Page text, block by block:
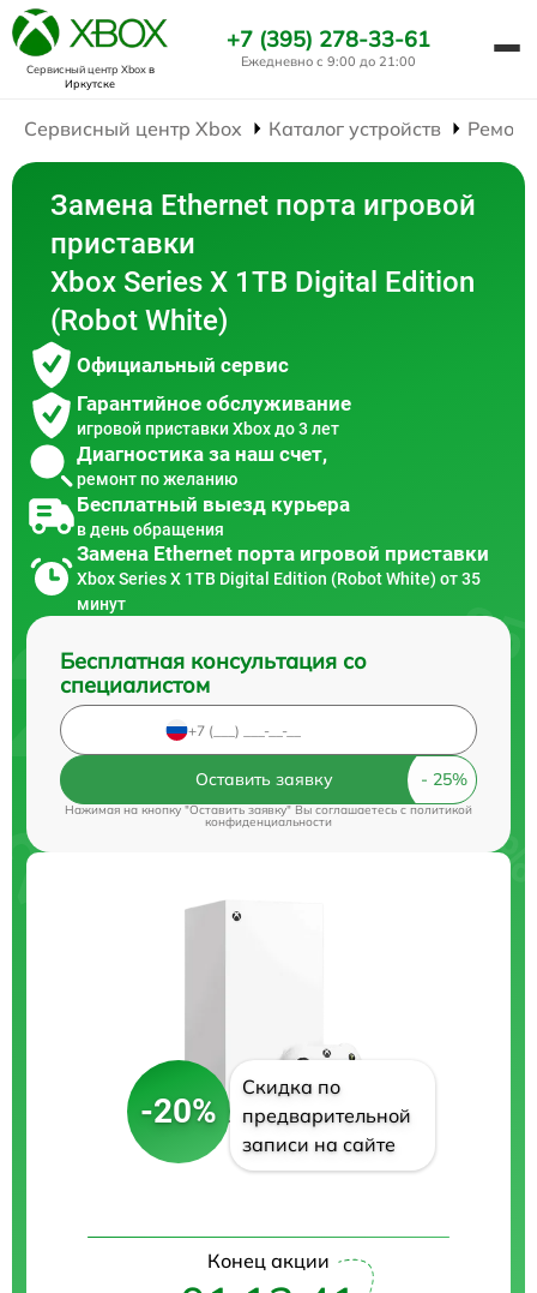
Сервисный центр Xboxв
Иркутске
+7 (395) 278-33-61
Ежедневно с 9:00 до 21:00
Сервисный центр Xbox Каталог устройств
Замена Ethernet порта игровой
приставки
Xbox Series X 1TB Digital Edition
(Robot White)
Официальный сервис
Гарантийное обслуживание
игровой приставки Xbox до 3 лет
Диагностика за наш счет,
ремонт по желанию
Бесплатный выезд курьера
в день обращения
Замена Ethernet порта игровой приставки
Xbox Series X 1TB Digital Edition (Robot White) от 35
минут
Бесплатная консультация со
специалистом
Оставить заявку
Нажимая на кнопку "Оставить заявку" Вы соглашаетесь c политикой
конфиденциальности
-20%
Скидка по
предварительной
записи на сайте
Конец акции